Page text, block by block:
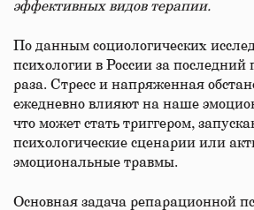
эффективных видов терапии.
По данным социологических
психологии в России за последний
раза. Стресс и напряженная
ежедневно влияют на наше
что может стать триггером,
психологические сценарии или
эмоциональные травмы.
Основная задача репарационной